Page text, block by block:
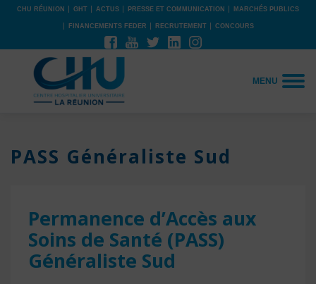
CHU RÉUNION GHT ACTUS PRESSE ET COMMUNICATION MARCHÉS PUBLICS
FINANCEMENTS FEDER RECRUTEMENT CONCOURS
MENU
PASS Généraliste Sud
Permanence d’Accès aux
Soins de Santé (PASS)
Généraliste Sud